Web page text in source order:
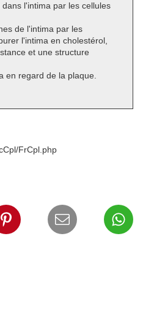
l'intima par les cellules
de l'intima par les
l'intima en cholestérol,
et une structure
en regard de la plaque.
FrCpl.php